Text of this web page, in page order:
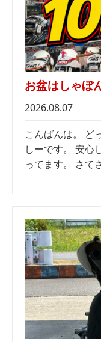
お盆はしゃぼ
2026.08.07
こんばんは。 ど
しーです。 安心
ってます。 さて